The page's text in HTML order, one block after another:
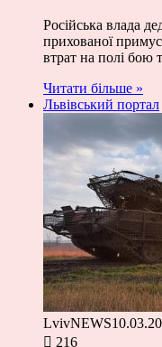
Російська влада
прихованої
втрат на полі бою
Читати більше »
Львівський портал
LvivNEWS
216